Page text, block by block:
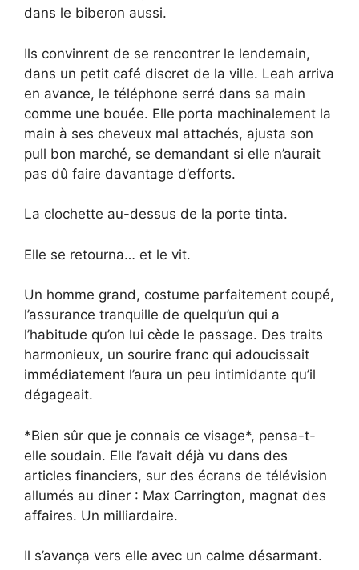
dans le biberon aussi.
Ils convinrent de se rencontrer le lendemain,
dans un petit café discret de la ville. Leah arriva
en avance, le téléphone serré dans sa main
comme une bouée. Elle porta machinalement la
main à ses cheveux mal attachés, ajusta son
pull bon marché, se demandant si elle n’aurait
pas dû faire davantage d’efforts.
La clochette au-dessus de la porte tinta.
Elle se retourna… et le vit.
Un homme grand, costume parfaitement coupé,
l’assurance tranquille de quelqu’un qui a
l’habitude qu’on lui cède le passage. Des traits
harmonieux, un sourire franc qui adoucissait
immédiatement l’aura un peu intimidante qu’il
dégageait.
*Bien sûr que je connais ce visage*, pensa-t-
elle soudain. Elle l’avait déjà vu dans des
articles financiers, sur des écrans de télévision
allumés au diner : Max Carrington, magnat des
affaires. Un milliardaire.
Il s’avança vers elle avec un calme désarmant.